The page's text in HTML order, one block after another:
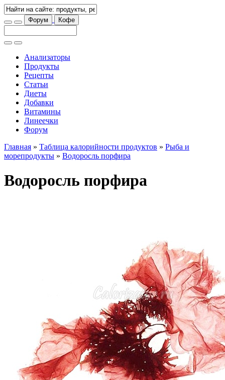
Форум Кофе
Анализаторы
Продукты
Рецепты
Статьи
Диеты
Добавки
Витамины
Линеечки
Форум
Главная » Таблица калорийности продуктов » Рыба и
морепродукты » Водоросль порфира
Водоросль порфира